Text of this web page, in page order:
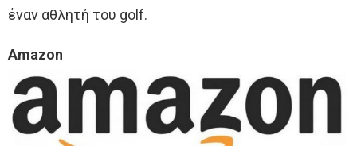
έναν αθλητή του golf.
Amazon